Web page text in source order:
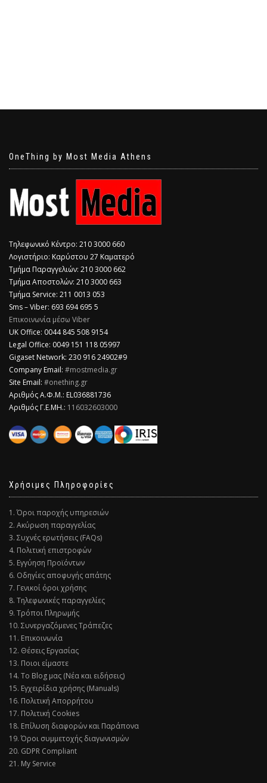
OneThing by Most Media Athens
Τηλεφωνικό Κέντρο: 210 3000 660
Λογιστήριο: Καρύστου 27 Καματερό
Τμήμα Παραγγελιών: 210 3000 662
Τμήμα Αποστολών: 210 3000 663
Τμήμα Service: 211 0013 053
Sms – Viber: 693 694 695 5
Επικοινωνία μέσω Viber
​UK Office: 0044 845 508 9154
Legal Office: 0049 151 118 05997
Gigaset Network: 230 916 24902#9
Company Email: #mostmedia.gr
Site Email: #onething.gr
Αριθμός Α.Φ.Μ.: EL036881736
Αριθμός Γ.Ε.ΜΗ.: 116032603000
Χρήσιμες Πληροφορίες
1. Όροι παροχής υπηρεσιών
2. Ακύρωση παραγγελίας
3. Συχνές ερωτήσεις (FAQs)
4. Πολιτική επιστροφών
5. Εγγύηση Προϊόντων
6. Οδηγίες αποφυγής απάτης
7. Γενικοί όροι χρήσης
8. Τηλεφωνικές παραγγελίες
9. Τρόποι Πληρωμής
10. Συνεργαζόμενες Τράπεζες
11. Επικοινωνία
12. Θέσεις Εργασίας
13. Ποιοι είμαστε
14. Το Blog μας (Νέα και ειδήσεις)
15. Εγχειρίδια χρήσης (Manuals)
16. Πολιτική Απορρήτου
17. Πολιτική Cookies
18. Επίλυση διαφορών και Παράπονα
19. Όροι συμμετοχής διαγωνισμών
20. GDPR Compliant
21. My Service